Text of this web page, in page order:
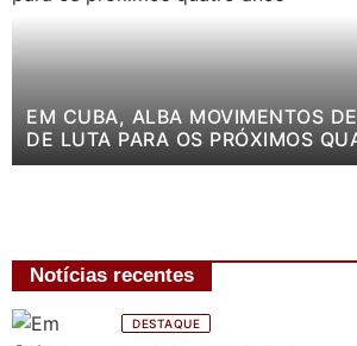
EM CUBA, ALBA MOVIMENTOS
DE LUTA PARA OS PRÓXIMOS
Notícias recentes
DESTAQUE